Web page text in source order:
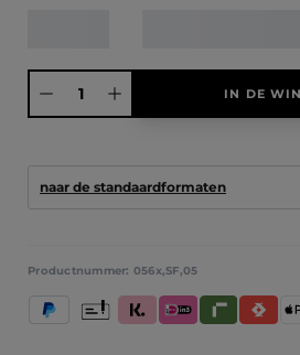
IN DE
naar de standaardformaten
Productnummer: 056x,SF,05
PayPal Klarna (Achteraf betalen /
iDeal IN3RivertySatispay
Vooruitbetaling